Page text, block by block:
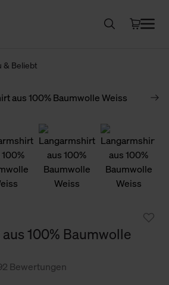
& Beliebt
100% Baumwolle
Bewertungen